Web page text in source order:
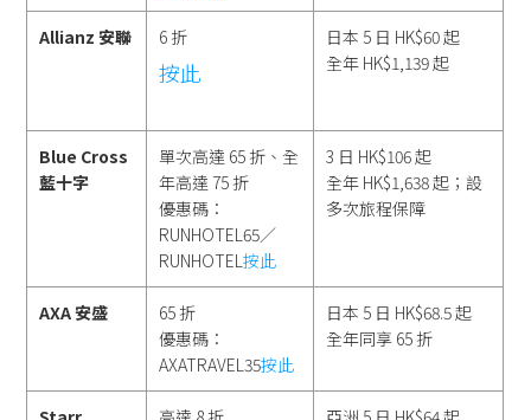
Allianz 安聯 6 折
按此
日本 5 日 HK$60 起
全年 HK$1,139 起
Blue Cross
藍十字
單次高達 65 折、全
年高達 75 折
優惠碼：
RUNHOTEL65／
RUNHOTEL按此
3 日 HK$106 起
全年 HK$1,638 起；設
多次旅程保障
AXA 安盛
65 折
優惠碼：
AXATRAVEL35按此
日本 5 日 HK$68.5 起
全年同享 65 折